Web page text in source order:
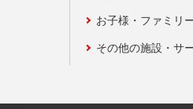
お子様・ファミリ
その他の施設・サ